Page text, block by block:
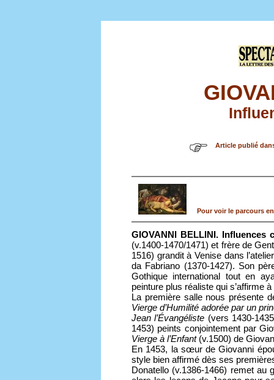
Article publié
Pour voir le parcours
GIOVANNI BELLINI. Influences
(v.1400-1470/1471) et frère de
1516) grandit à Venise dans
da Fabriano (1370-1427). Son
Gothique international tout en
peinture plus réaliste qui s’affirme
La première salle nous présente
Vierge d’Humilité adorée par un
Jean l’Évangéliste (vers 1430-
1453) peints conjointement par
Vierge à l’Enfant (v.1500) de
En 1453, la sœur de Giovanni
style bien affirmé dès ses
Donatello (v.1386-1466) remet au